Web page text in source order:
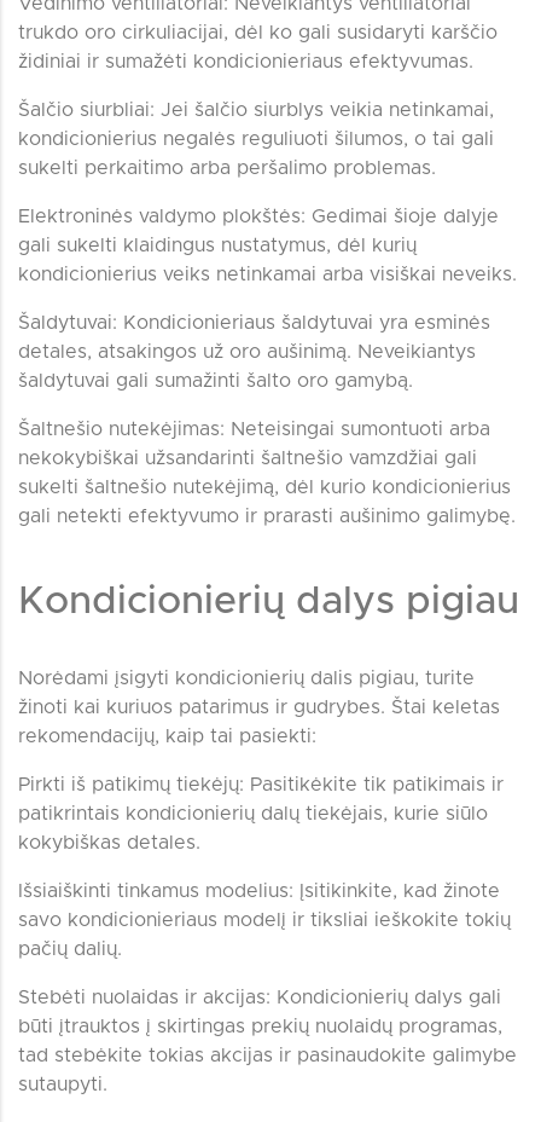
trukdo oro cirkuliacijai, dėl ko gali susidaryti karščio
židiniai ir sumažėti kondicionieriaus efektyvumas.
Šalčio siurbliai: Jei šalčio siurblys veikia netinkamai,
kondicionierius negalės reguliuoti šilumos, o tai gali
sukelti perkaitimo arba peršalimo problemas.
Elektroninės valdymo plokštės: Gedimai šioje dalyje
gali sukelti klaidingus nustatymus, dėl kurių
kondicionierius veiks netinkamai arba visiškai neveiks.
Šaldytuvai: Kondicionieriaus šaldytuvai yra esminės
detales, atsakingos už oro aušinimą. Neveikiantys
šaldytuvai gali sumažinti šalto oro gamybą.
Šaltnešio nutekėjimas: Neteisingai sumontuoti arba
nekokybiškai užsandarinti šaltnešio vamzdžiai gali
sukelti šaltnešio nutekėjimą, dėl kurio kondicionierius
gali netekti efektyvumo ir prarasti aušinimo galimybę.
Kondicionierių dalys pigiau
Norėdami įsigyti kondicionierių dalis pigiau, turite
žinoti kai kuriuos patarimus ir gudrybes. Štai keletas
rekomendacijų, kaip tai pasiekti:
Pirkti iš patikimų tiekėjų: Pasitikėkite tik patikimais ir
patikrintais kondicionierių dalų tiekėjais, kurie siūlo
kokybiškas detales.
Išsiaiškinti tinkamus modelius: Įsitikinkite, kad žinote
savo kondicionieriaus modelį ir tiksliai ieškokite tokių
pačių dalių.
Stebėti nuolaidas ir akcijas: Kondicionierių dalys gali
būti įtrauktos į skirtingas prekių nuolaidų programas,
tad stebėkite tokias akcijas ir pasinaudokite galimybe
sutaupyti.